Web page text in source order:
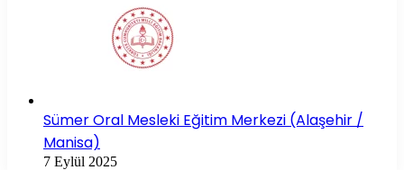
Sümer Oral Mesleki Eğitim Merkezi (Alaşehir /
Manisa)
7 Eylül 2025